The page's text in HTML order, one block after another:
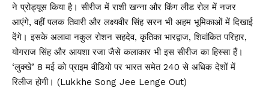
ने प्रोड्यूस किया है। सीरीज में राशी खन्ना और किंग लीड रोल में नजर
आएंगे, वहीं पलक तिवारी और लक्ष्यवीर सिंह सरन भी अहम भूमिकाओं में दिखाई
देंगे। इसके अलावा नकुल रोशन सहदेव, कृतिका भारद्वाज, शिवांकित परिहार,
योगराज सिंह और आयशा रजा जैसे कलाकार भी इस सीरीज का हिस्सा हैं।
‘लुक्खे’ 8 मई को प्राइम वीडियो पर भारत समेत 240 से अधिक देशों में
रिलीज होगी। (Lukkhe Song Jee Lenge Out)